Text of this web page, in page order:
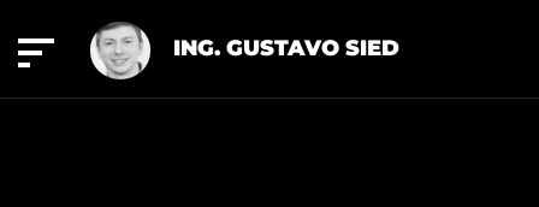
ING. GUSTAVO SIED